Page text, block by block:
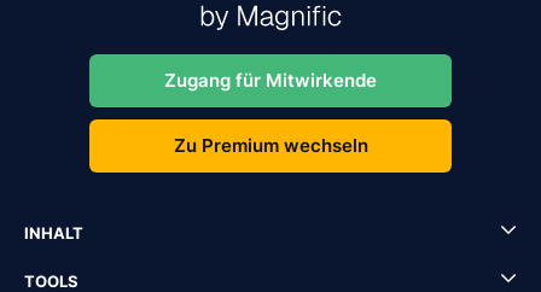
Zugang für Mitwirkende
Zu Premium wechseln
INHALT
TOOLS